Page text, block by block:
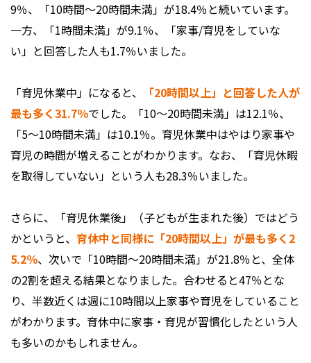
9％、「10時間～20時間未満」が18.4％と続いています。
一方、「1時間未満」が9.1％、「家事/育児をしていな
い」と回答した人も1.7％いました。
「育児休業中」になると、
「20時間以上」と回答した人が
最も多く31.7％でした。「10～20時間未満」は12.1％、
「5～10時間未満」は10.1％。育児休業中はやはり家事や
育児の時間が増えることがわかります。なお、「育児休暇
を取得していない」という人も28.3％いました。
さらに、「育児休業後」（子どもが生まれた後）ではどう
かというと、 育休中と同様に「20時間以上」が最も多く2
5.2％、次いで「10時間～20時間未満」が21.8％と、全体
の2割を超える結果となりました。合わせると47％とな
り、半数近くは週に10時間以上家事や育児をしていること
がわかります。育休中に家事・育児が習慣化したという人
も多いのかもしれません。